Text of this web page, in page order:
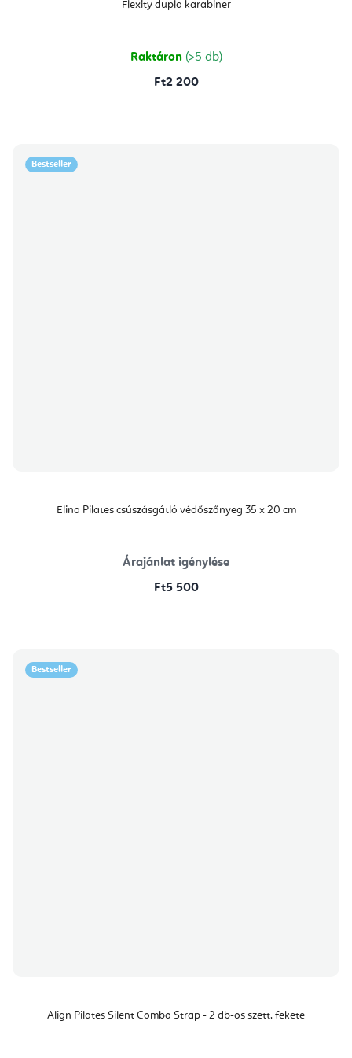
Flexity dupla karabiner
Raktáron (>5 db)
Ft2 200
Bestseller
Elina Pilates csúszásgátló védőszőnyeg 35 x 20 cm
Árajánlat igénylése
Ft5 500
Bestseller
Align Pilates Silent Combo Strap - 2 db-os szett, fekete